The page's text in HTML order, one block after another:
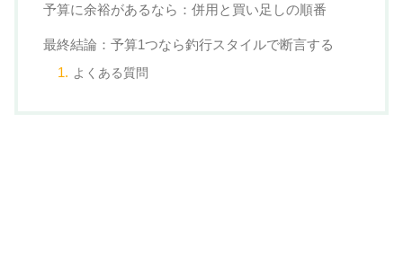
予算に余裕があるなら：併用と買い足しの順番
最終結論：予算1つなら釣行スタイルで断言する
よくある質問